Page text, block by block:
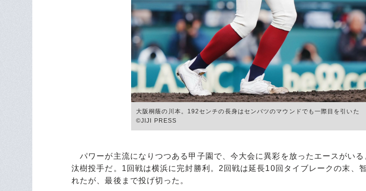
大阪桐蔭の川本。192センチの長身はセンバツのマウンドでも一際目を引いた
©JIJI PRESS
パワーが主流になりつつある甲子園で、今大会に異彩を放ったエースがいる
汰樹投手だ。1回戦は横浜に完封勝利。2回戦は延長10回タイブレークの末、
れたが、最後まで投げ切った。